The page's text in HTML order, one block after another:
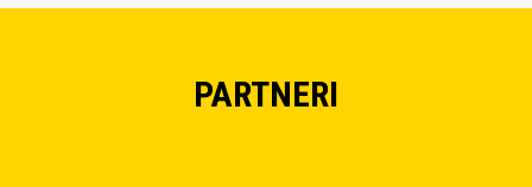
PARTNERI